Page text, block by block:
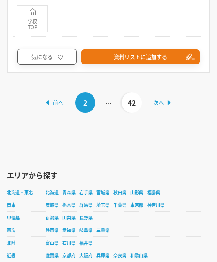
学校
TOP
気になる 資料リストに追加する
2 … 42
エリアから探す
北海道・東北 北海道 青森県 岩手県 宮城県 秋田県 山形県
福島県
関東
茨城県 栃木県 群馬県 埼玉県 千葉県 東京都
神奈川県
甲信越
新潟県 山梨県
長野県
東海
静岡県 愛知県 岐阜県
三重県
北陸
富山県 石川県
福井県
近畿
滋賀県 京都府 大阪府 兵庫県 奈良県
和歌山県